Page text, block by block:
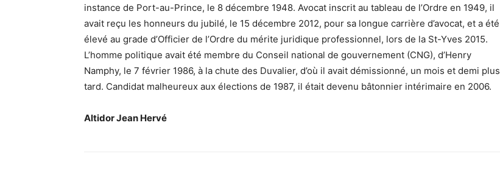
instance de Port-au-Prince, le 8 décembre 1948. Avocat inscrit au tableau de l’Ordre en 1949, il
avait reçu les honneurs du jubilé, le 15 décembre 2012, pour sa longue carrière d’avocat, et a été
élevé au grade d’Officier de l’Ordre du mérite juridique professionnel, lors de la St-Yves 2015.
L’homme politique avait été membre du Conseil national de gouvernement (CNG), d’Henry
Namphy, le 7 février 1986, à la chute des Duvalier, d’où il avait démissionné, un mois et demi plus
tard. Candidat malheureux aux élections de 1987, il était devenu bâtonnier intérimaire en 2006.
Altidor Jean Hervé